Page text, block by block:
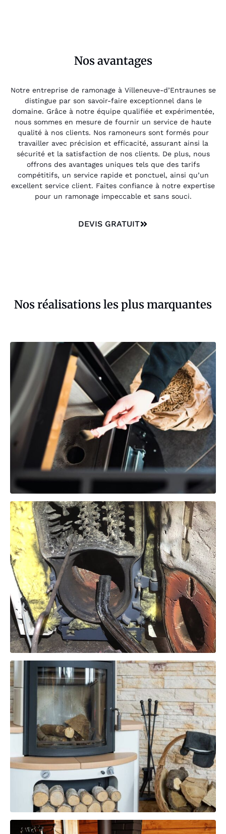
Nos avantages
Notre entreprise de ramonage à Villeneuve-d’Entraunes se
distingue par son savoir-faire exceptionnel dans le
domaine. Grâce à notre équipe qualifiée et expérimentée,
nous sommes en mesure de fournir un service de haute
qualité à nos clients. Nos ramoneurs sont formés pour
travailler avec précision et efficacité, assurant ainsi la
sécurité et la satisfaction de nos clients. De plus, nous
offrons des avantages uniques tels que des tarifs
compétitifs, un service rapide et ponctuel, ainsi qu’un
excellent service client. Faites confiance à notre expertise
pour un ramonage impeccable et sans souci.
DEVIS GRATUIT
Nos réalisations les plus marquantes